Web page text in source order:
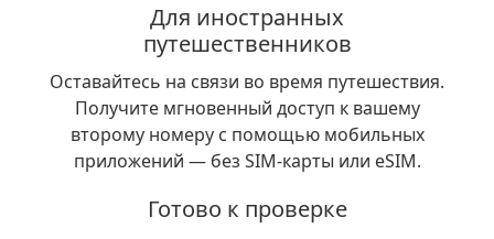
Для иностранных
путешественников
Оставайтесь на связи во время путешествия.
Получите мгновенный доступ к вашему
второму номеру с помощью мобильных
приложений — без SIM-карты или eSIM.
Готово к проверке